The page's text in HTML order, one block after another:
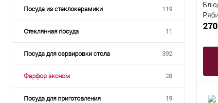
Посуда из стеклокерамики 119
Стеклянная посуда 11
Посуда для сервировки стола 392
Фарфор эконом 28
Посуда для приготовления 19